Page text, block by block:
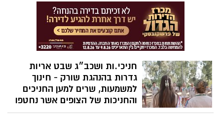
הניצחון". את השיר האלמותי שרים ילדים
מפוני העוטף, כשהמילים המוכרות הוחלפו
במילים התואמות למלחמת עזה 2023
חניכי.ות ושכב״ג שבט אריות
גדרות בהנהגת שורק - חינוך
למשמעות, שרים למען החניכים
והחניכות של הצופים אשר נחטפו
חבריי קרוואן הידידות 2023, חניכי.ות ושכב״ג